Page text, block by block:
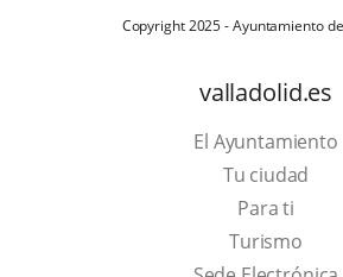
Copyright 2025 - Ayuntamiento
valladolid.es
El Ayuntamiento
Tu ciudad
Para ti
TurismoEste